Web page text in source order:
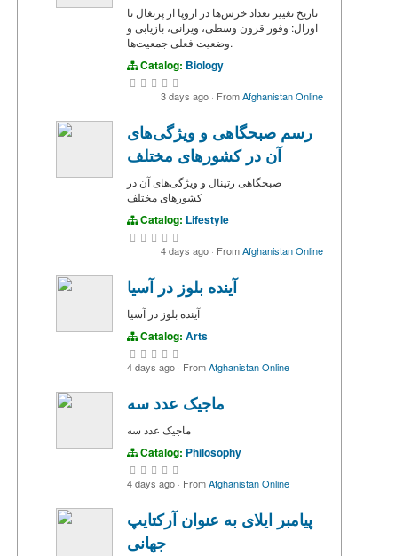
تاریخ تغییر تعداد خرس‌ها در اروپا از پرتغال تا
اورال: وفور قرون وسطی، ویرانی، بازیابی و
وضعیت فعلی جمعیت‌ها.
Catalog: Biology
3 days ago · FromAfghanistan Online
رسم صبحگاهی و ویژگی‌های
آن در کشورهای مختلف
صبحگاهی‌ رتینال و ویژگی‌های آن در
کشورهای مختلف
Catalog: Lifestyle
4 days ago · FromAfghanistan Online
آینده بلوز در آسیا
آینده بلوز در آسیا
Catalog: Arts
4 days ago · FromAfghanistan Online
ماجیک عدد سه
ماجیک عدد سه
Catalog: Philosophy
4 days ago · FromAfghanistan Online
پیامبر ایلای به عنوان آرکتایپ
جهانی